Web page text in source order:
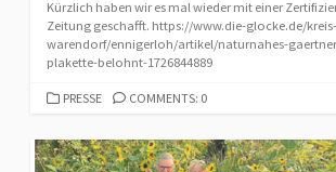
Kürzlich haben wir es mal wieder mit einer
Zeitung geschafft. https://www.die-glocke.de/kreis-
warendorf/ennigerloh/artikel/naturnahes-
plakette-belohnt-1726844889
CATEGORIES
PRESSE COMMENTS: 0